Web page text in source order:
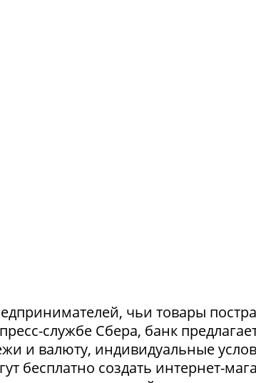
чьи товары
службе Сбера, банк
и валюту, индивидуальные
бесплатно создать интернет-